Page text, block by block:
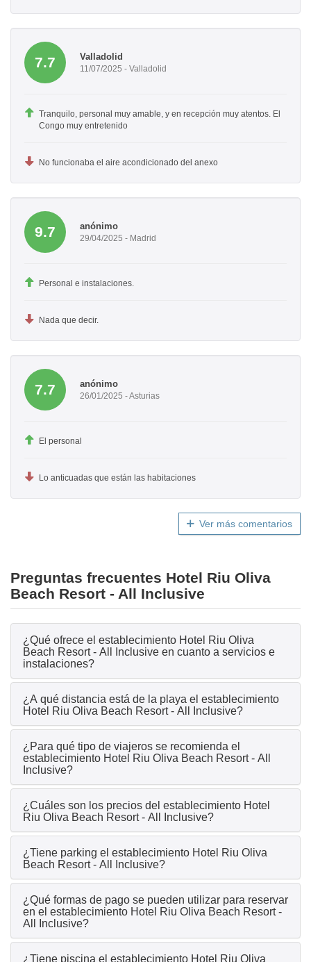
7.7 Valladolid
11/07/2025 - Valladolid
Tranquilo, personal muy amable, y en recepción muy atentos. El
Congo muy entretenido
No funcionaba el aire acondicionado del anexo
9.7 anónimo
29/04/2025 - Madrid
Personal e instalaciones.
Nada que decir.
7.7 anónimo
26/01/2025 - Asturias
El personal
Lo anticuadas que están las habitaciones
Ver más comentarios
Preguntas frecuentes Hotel Riu Oliva
Beach Resort - All Inclusive
¿Qué ofrece el establecimiento Hotel Riu Oliva
Beach Resort - All Inclusive en cuanto a servicios e
instalaciones?
¿A qué distancia está de la playa el establecimiento
Hotel Riu Oliva Beach Resort - All Inclusive?
¿Para qué tipo de viajeros se recomienda el
establecimiento Hotel Riu Oliva Beach Resort - All
Inclusive?
¿Cuáles son los precios del establecimiento Hotel
Riu Oliva Beach Resort - All Inclusive?
¿Tiene parking el establecimiento Hotel Riu Oliva
Beach Resort - All Inclusive?
¿Qué formas de pago se pueden utilizar para reservar
en el establecimiento Hotel Riu Oliva Beach Resort -
All Inclusive?
¿Tiene piscina el establecimiento Hotel Riu Oliva